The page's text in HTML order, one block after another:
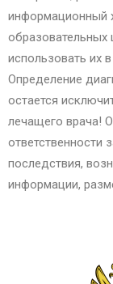
информационный
образовательных
использовать их
Определение
остается
лечащего врача!
ответственности
последствия,
информации,